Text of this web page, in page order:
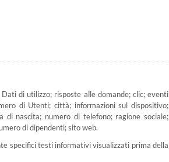
di utilizzo; risposte alle domande; clic; eventi
di Utenti; città; informazioni sul dispositivo;
di nascita; numero di telefono; ragione sociale;
di dipendenti; sito web.
specifici testi informativi visualizzati prima della